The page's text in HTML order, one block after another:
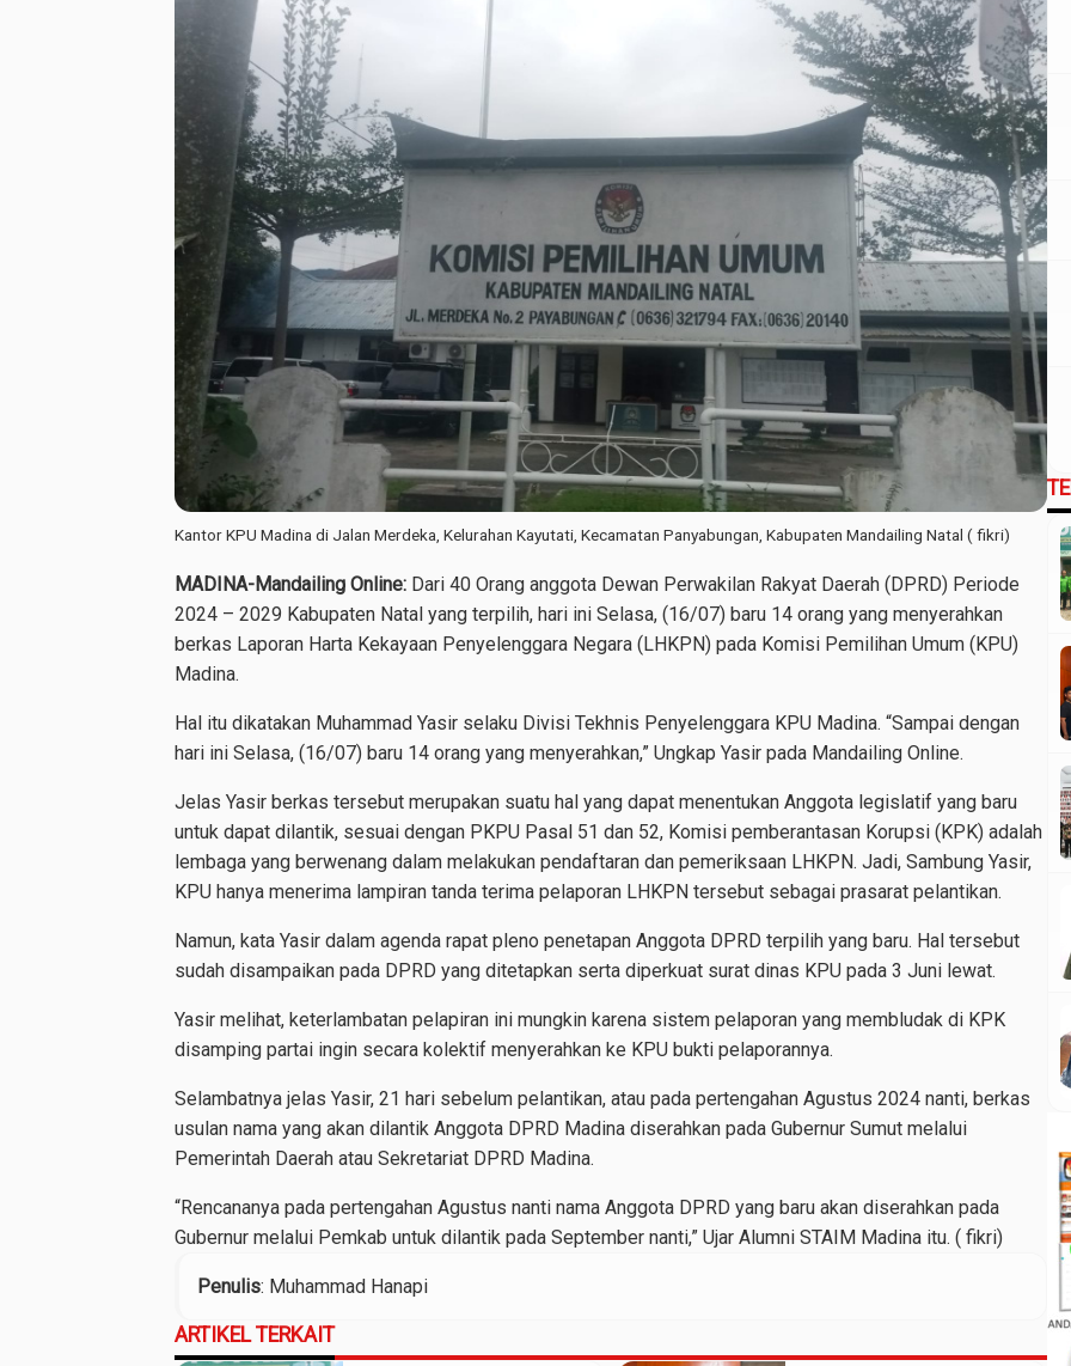
Kantor KPU Madina di Jalan Merdeka, Kelurahan Kayutati, Kecamatan Panyabungan, Kabupaten Mandailing Natal ( fikri)
MADINA-Mandailing Online: Dari 40 Orang anggota Dewan Perwakilan Rakyat Daerah (DPRD) Periode
2024 – 2029 Kabupaten Natal yang terpilih, hari ini Selasa, (16/07) baru 14 orang yang menyerahkan
berkas Laporan Harta Kekayaan Penyelenggara Negara (LHKPN) pada Komisi Pemilihan Umum (KPU)
Madina.
Hal itu dikatakan Muhammad Yasir selaku Divisi Tekhnis Penyelenggara KPU Madina. “Sampai dengan
hari ini Selasa, (16/07) baru 14 orang yang menyerahkan,” Ungkap Yasir pada Mandailing Online.
Jelas Yasir berkas tersebut merupakan suatu hal yang dapat menentukan Anggota legislatif yang baru
untuk dapat dilantik, sesuai dengan PKPU Pasal 51 dan 52, Komisi pemberantasan Korupsi (KPK) adalah
lembaga yang berwenang dalam melakukan pendaftaran dan pemeriksaan LHKPN. Jadi, Sambung Yasir,
KPU hanya menerima lampiran tanda terima pelaporan LHKPN tersebut sebagai prasarat pelantikan.
Namun, kata Yasir dalam agenda rapat pleno penetapan Anggota DPRD terpilih yang baru. Hal tersebut
sudah disampaikan pada DPRD yang ditetapkan serta diperkuat surat dinas KPU pada 3 Juni lewat.
Yasir melihat, keterlambatan pelapiran ini mungkin karena sistem pelaporan yang membludak di KPK
disamping partai ingin secara kolektif menyerahkan ke KPU bukti pelaporannya.
Selambatnya jelas Yasir, 21 hari sebelum pelantikan, atau pada pertengahan Agustus 2024 nanti, berkas
usulan nama yang akan dilantik Anggota DPRD Madina diserahkan pada Gubernur Sumut melalui
Pemerintah Daerah atau Sekretariat DPRD Madina.
“Rencananya pada pertengahan Agustus nanti nama Anggota DPRD yang baru akan diserahkan pada
Gubernur melalui Pemkab untuk dilantik pada September nanti,” Ujar Alumni STAIM Madina itu. ( fikri)
Penulis: Muhammad Hanapi
ARTIKEL TERKAIT